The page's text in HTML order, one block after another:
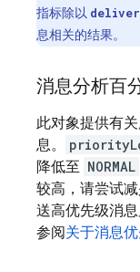
指标除以
息相关的结果。
消息分析百
此对象提供有
息。
降低至 NORMAL
较高，请尝试
送高优先级消
参阅关于消息